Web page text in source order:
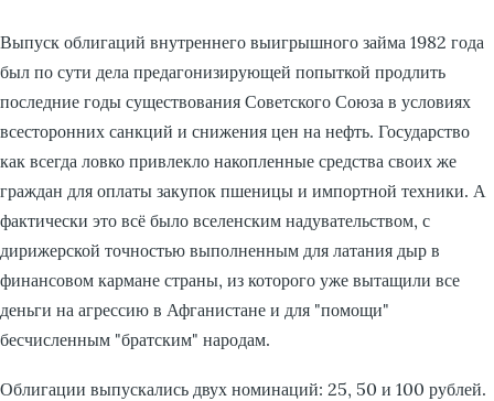
Выпуск облигаций внутреннего выигрышного займа 1982 года
был по сути дела предагонизирующей попыткой продлить
последние годы существования Советского Союза в условиях
всесторонних санкций и снижения цен на нефть. Государство
как всегда ловко привлекло накопленные средства своих же
граждан для оплаты закупок пшеницы и импортной техники. А
фактически это всё было вселенским надувательством, с
дирижерской точностью выполненным для латания дыр в
финансовом кармане страны, из которого уже вытащили все
деньги на агрессию в Афганистане и для "помощи"
бесчисленным "братским" народам.
Облигации выпускались двух номинаций: 25, 50 и 100 рублей.